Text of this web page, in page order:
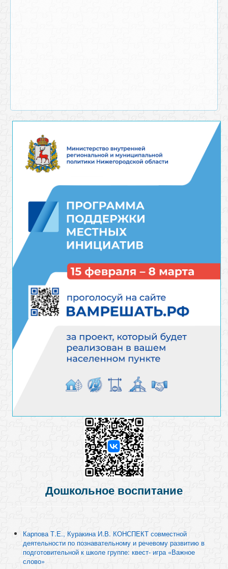
Дошкольное воспитание
Карпова Т.Е., Куракина И.В. КОНСПЕКТ совместной
деятельности по познавательному и речевому развитию в
подготовительной к школе группе: квест- игра «Важное
слово»